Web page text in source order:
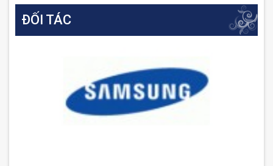
ĐỐI TÁC